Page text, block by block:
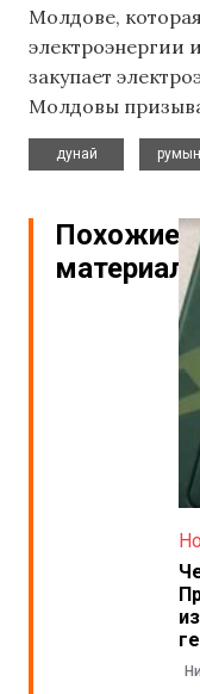
Молдове,
электроэнергии
закупает
Молдовы
дунай
Похожие